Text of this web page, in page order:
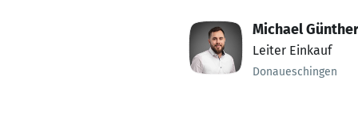
Michael Günther
Leiter Einkauf
Donaueschingen